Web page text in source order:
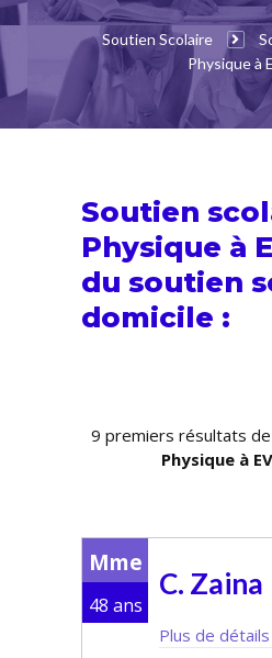
Soutien Scolaire
Physique à
Soutien
Physique à
du soutien
domicile :
9 premiers résultats de
Physique à
Mme
48 ans
C. Zaina
Plus de détails